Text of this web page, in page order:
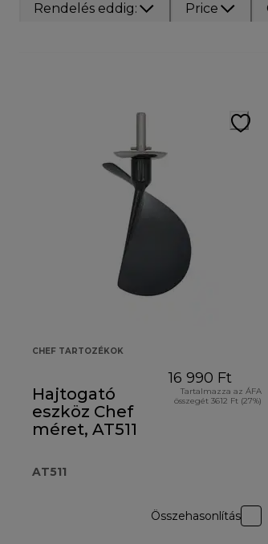
Rendelés eddig: Price
CHEF TARTOZÉKOK
Hajtogató
eszköz Chef
méret, AT511
AT511
16 990 Ft
Tartalmazza az ÁFA
összegét 3612 Ft (27%)
Összehasonlítás